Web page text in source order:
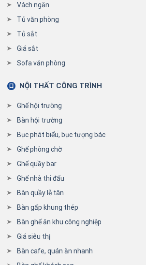
Vách ngăn
Tủ văn phòng
Tủ sắt
Giá sắt
Sofa văn phòng
NỘI THẤT CÔNG TRÌNH
Ghế hội trường
Bàn hội trường
Bục phát biểu, bục tượng bác
Ghế phòng chờ
Ghế quầy bar
Ghế nhà thi đấu
Bàn quầy lễ tân
Bàn gấp khung thép
Bàn ghế ăn khu công nghiệp
Giá siêu thị
Bàn cafe, quán ăn nhanh